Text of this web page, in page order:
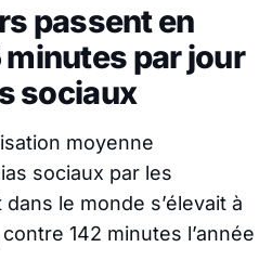
passent en
par jour
sociaux
moyenne
sociaux par les
le monde s’élevait à
142 minutes l’année